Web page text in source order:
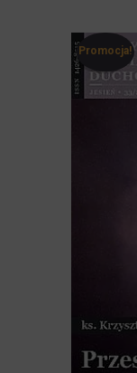
Promocja!